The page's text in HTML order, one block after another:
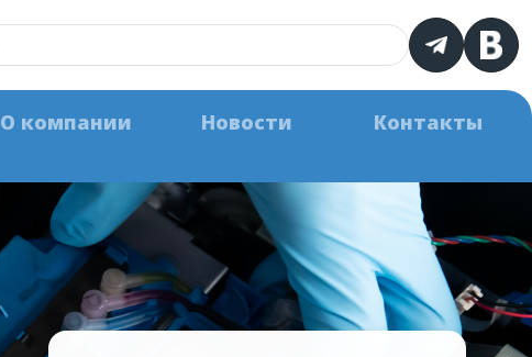
О компании Новости Контакты